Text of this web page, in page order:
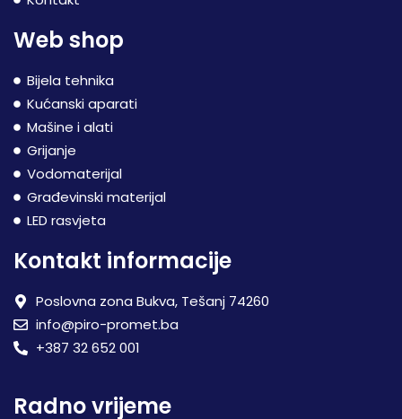
Web shop
Bijela tehnika
Kućanski aparati
Mašine i alati
Grijanje
Vodomaterijal
Građevinski materijal
LED rasvjeta
Kontakt informacije
Poslovna zona Bukva, Tešanj 74260
info@piro-promet.ba
+387 32 652 001
Radno vrijeme